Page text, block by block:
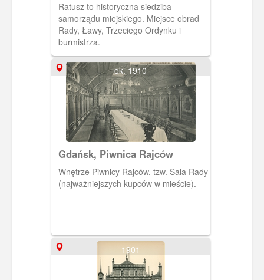
Ratusz to historyczna siedziba
samorządu miejskiego. Miejsce obrad
Rady, Ławy, Trzeciego Ordynku i
burmistrza.
ok. 1910
Gdańsk, Piwnica Rajców
Wnętrze Piwnicy Rajców, tzw. Sala Rady
(najważniejszych kupców w mieście).
1901